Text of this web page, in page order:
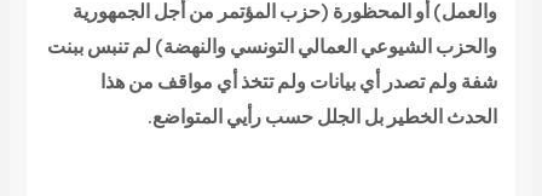
والعمل) أو المحظورة (حزب المؤتمر من أجل الجمهورية
والحزب الشيوعي العمالي التونسي والنهضة) لم تنبس ببنت
شفة ولم تصدر أي بيانات ولم تتخذأي مواقف من هذا
الحدثالخطير بل الجلل حسب رأيي المتواضع.